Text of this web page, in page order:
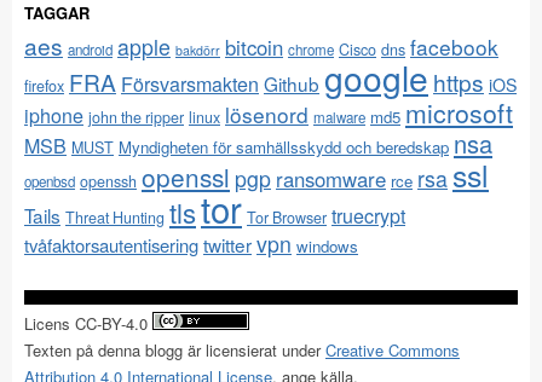
TAGGAR
aes android apple bakdörr bitcoin chrome Cisco dns facebook
firefox FRA Försvarsmakten Github google https iOS
iphone john the ripper linux lösenord malware md5 microsoft
MSB MUST Myndigheten för samhällsskydd och beredskap nsa
openbsd openssh openssl pgp ransomware rce rsa ssl
Tails Threat Hunting tlstor Tor Browser truecrypt
tvåfaktorsautentiseringtwittervpn windows
Licens CC-BY-4.0
Texten på denna blogg är licensierat underCreative Commons
Attribution 4.0 International License, ange källa.